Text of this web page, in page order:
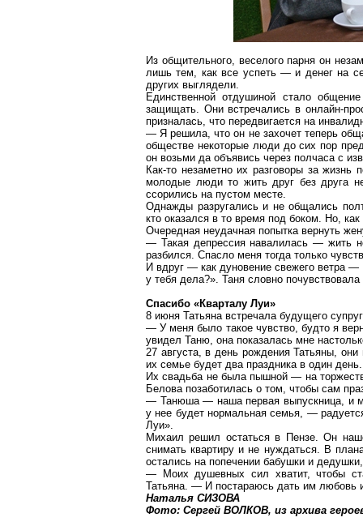
Из общительного, веселого парня он
лишь тем, как все успеть — и денег на
других выглядели.
Единственной отдушиной стало
защищать. Они встречались в онлайн-
призналась, что передвигается на
— Я решила, что он не захочет теперь
обществе некоторые люди до сих пор
он возьми да объявись через полчаса с
Как-то незаметно их разговоры за
молодые люди то жить друг без друга
ссорились на пустом месте.
Однажды разругались и не общались
кто оказался в то время под боком. Но,
Очередная неудачная попытка вернуть
— Такая депрессия навалилась — жить
разбился. Спасло меня тогда только
И вдруг — как дуновение свежего ветра —
у тебя дела?». Таня словно почувствовала
Спасибо «Кварталу Луи»
8 июня Татьяна встречала будущего
— У меня было такое чувство, будто я
увидел Таню, она показалась мне
27 августа, в день рождения Татьяны,
их семье будет два праздника в один день.
Их свадьба не была пышной — на
Белова позаботилась о том, чтобы сам
— Танюша — наша первая выпускница, и
у нее будет нормальная семья, —
Луи».
Михаил решил остаться в Пензе. Он
снимать квартиру и не нуждаться. В
остались на попечении бабушки и
— Моих душевных сил хватит, чтобы
Татьяна. — И постараюсь дать им любовь
Наталья СИЗОВА
Фото: Сергей ВОЛКОВ, из архива